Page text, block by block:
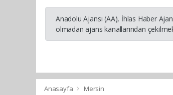
Anadolu Ajansı (AA), İhlas Haber
olmadan ajans kanallarından
Anasayfa Mersin